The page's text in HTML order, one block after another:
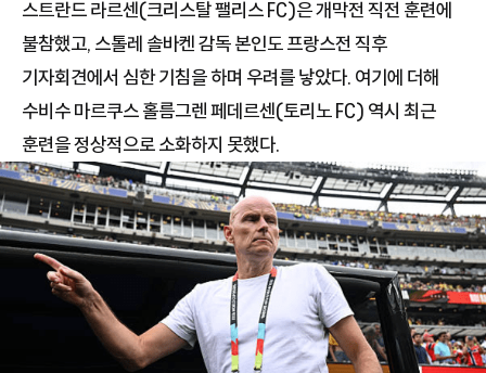
스트란드 라르센(크리스탈 팰리스 FC)은 개막전 직전 훈련에
불참했고, 스톨레 솔바켄 감독 본인도 프랑스전 직후
기자회견에서 심한 기침을 하며 우려를 낳았다. 여기에 더해
수비수 마르쿠스 홀름그렌 페데르센(토리노 FC) 역시 최근
훈련을 정상적으로 소화하지 못했다.